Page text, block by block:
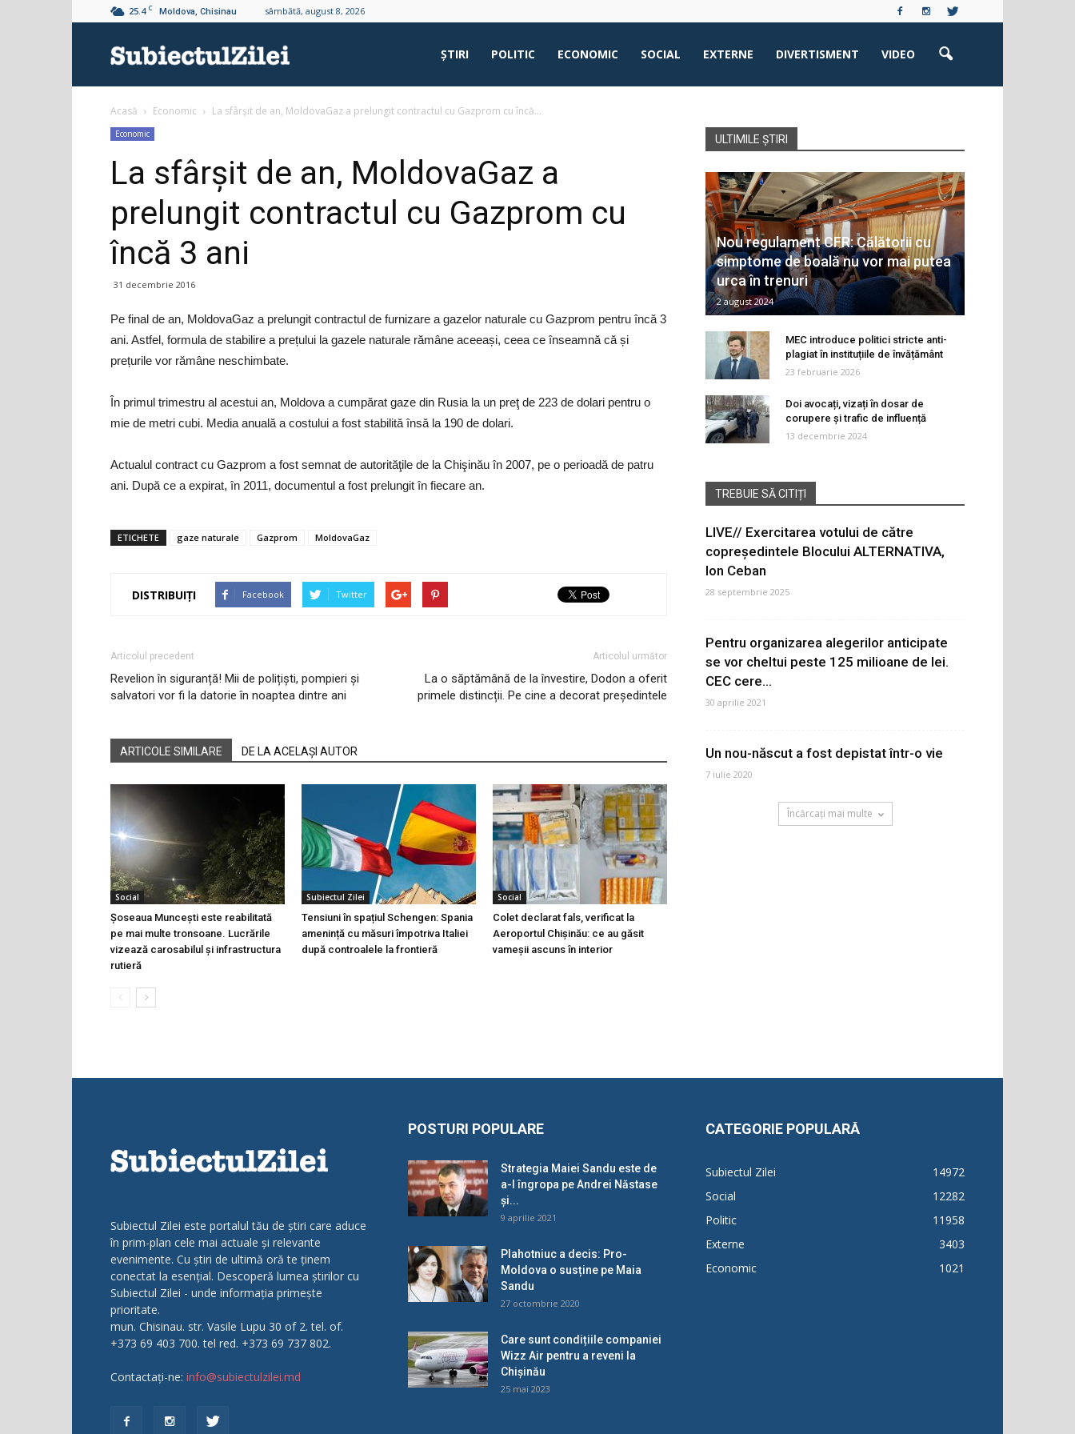
25.4 C Moldova, Chisinau sâmbătă, august 8, 2026
Zilei
ŞTIRI POLITIC ECONOMIC SOCIAL EXTERNE DIVERTISMENT VIDEO
Acasă Economic La sfârșit de an, MoldovaGaz a prelungit contractul cu Gazprom cu încă...
Economic
La sfârșit de an, MoldovaGaz a
prelungit contractul cu Gazprom cu
încă 3 ani
31 decembrie 2016
Pe final de an, MoldovaGaz a prelungit contractul de furnizare a gazelor naturale cu Gazprom pentru încă 3
ani. Astfel, formula de stabilire a prețului la gazele naturale rămâne aceeași, ceea ce înseamnă că și
prețurile vor rămâne neschimbate.
În primul trimestru al acestui an, Moldova a cumpărat gaze din Rusia la un preţ de 223 de dolari pentru o
mie de metri cubi. Media anuală a costului a fost stabilită însă la 190 de dolari.
Actualul contract cu Gazprom a fost semnat de autorităţile de la Chişinău în 2007, pe o perioadă de patru
ani. După ce a expirat, în 2011, documentul a fost prelungit în fiecare an.
ETICHETE gaze naturale Gazprom MoldovaGaz
DISTRIBUIȚI Facebook Twitter
Articolul precedent
Revelion în siguranță! Mii de polițiști, pompieri și
salvatori vor fi la datorie în noaptea dintre ani
Articolul următor
La o săptămână de la învestire, Dodon a oferit
primele distincții. Pe cine a decorat președintele
ARTICOLE SIMILARE DE LA ACELAȘI AUTOR
Social
Șoseaua Muncești este reabilitată
pe mai multe tronsoane. Lucrările
vizează carosabilul și infrastructura
rutieră
Subiectul Zilei
Tensiuni în spațiul Schengen: Spania
amenință cu măsuri împotriva Italiei
după controalele la frontieră
Social
Colet declarat fals, verificat la
Aeroportul Chișinău: ce au găsit
vameșii ascuns în interior
ULTIMILE ȘTIRI
Nou regulament CFR: Călătorii cu
simptome de boală nu vor mai putea
urca în trenuri
2 august 2024
MEC introduce politici stricte anti-
plagiat în instituțiile de învățământ
23 februarie 2026
Doi avocați, vizați în dosar de
corupere și trafic de influență
13 decembrie 2024
TREBUIE SĂ CITIȚI
LIVE// Exercitarea votului de către
copreședintele Blocului ALTERNATIVA,
Ion Ceban
28 septembrie 2025
Pentru organizarea alegerilor anticipate
se vor cheltui peste 125 milioane de lei.
CEC cere...
30 aprilie 2021
Un nou-născut a fost depistat într-o vie
7 iulie 2020
Încărcați mai multe
Subiectul Zilei este portalul tău de știri care aduce
în prim-plan cele mai actuale și relevante
evenimente. Cu știri de ultimă oră te ținem
conectat la esențial. Descoperă lumea știrilor cu
Subiectul Zilei - unde informația primește
prioritate.
mun. Chisinau. str. Vasile Lupu 30 of 2. tel. of.
+373 69 403 700. tel red. +373 69 737 802.
Contactați-ne: info@subiectulzilei.md
POSTURI POPULARE
Strategia Maiei Sandu este de
a-l îngropa pe Andrei Năstase
și...
9 aprilie 2021
Plahotniuc a decis: Pro-
Moldova o susține pe Maia
Sandu
27 octombrie 2020
Care sunt condițiile companiei
Wizz Air pentru a reveni la
Chișinău
25 mai 2023
CATEGORIE POPULARĂ
Subiectul Zilei
14972
Social
12282
Politic
11958
Externe
3403
Economic
1021